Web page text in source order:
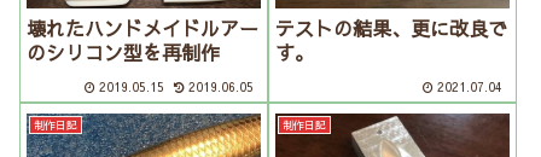
壊れたハンドメイドルアー
のシリコン型を再制作
2019.05.15 2019.06.05
テストの結果、更に改良で
す。
2021.07.04
制作日記 制作日記